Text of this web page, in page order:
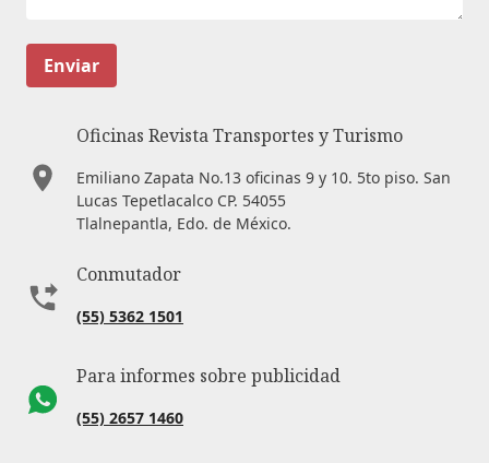
Enviar
Oficinas Revista Transportes y Turismo
Emiliano Zapata No.13 oficinas 9 y 10. 5to piso. San
Lucas Tepetlacalco CP. 54055
Tlalnepantla, Edo. de México.
Conmutador
(55) 5362 1501
Para informes sobre publicidad
(55) 2657 1460